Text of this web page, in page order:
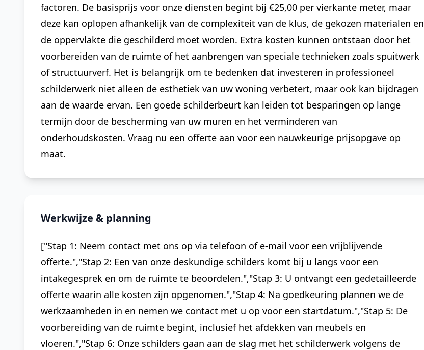
factoren. De basisprijs voor onze diensten begint bij €25,00 per vierkante meter, maar
deze kan oplopen afhankelijk van de complexiteit van de klus, de gekozen materialen en
de oppervlakte die geschilderd moet worden. Extra kosten kunnen ontstaan door het
voorbereiden van de ruimte of het aanbrengen van speciale technieken zoals spuitwerk
of structuurverf. Het is belangrijk om te bedenken dat investeren in professioneel
schilderwerk niet alleen de esthetiek van uw woning verbetert, maar ook kan bijdragen
aan de waarde ervan. Een goede schilderbeurt kan leiden tot besparingen op lange
termijn door de bescherming van uw muren en het verminderen van
onderhoudskosten. Vraag nu een offerte aan voor een nauwkeurige prijsopgave op
maat.
Werkwijze & planning
["Stap 1: Neem contact met ons op via telefoon of e-mail voor een vrijblijvende
offerte.","Stap 2: Een van onze deskundige schilders komt bij u langs voor een
intakegesprek en om de ruimte te beoordelen.","Stap 3: U ontvangt een gedetailleerde
offerte waarin alle kosten zijn opgenomen.","Stap 4: Na goedkeuring plannen we de
werkzaamheden in en nemen we contact met u op voor een startdatum.","Stap 5: De
voorbereiding van de ruimte begint, inclusief het afdekken van meubels en
vloeren.","Stap 6: Onze schilders gaan aan de slag met het schilderwerk volgens de